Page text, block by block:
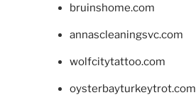
bruinshome.com
annascleaningsvc.com
wolfcitytattoo.com
oysterbayturkeytrot.com